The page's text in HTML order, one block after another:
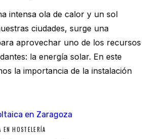
intensa ola de calor y un sol
ciudades, surge una
aprovechar uno de los recursos
la energía solar. En este
la importancia de la instalación
EN HOSTELERÍA